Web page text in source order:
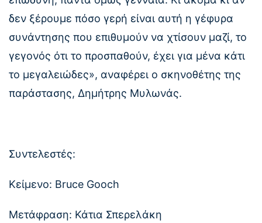
δεν ξέρουμε πόσο γερή είναι αυτή η γέφυρα
συνάντησης που επιθυμούν να χτίσουν μαζί, το
γεγονός ότι το προσπαθούν, έχει για μένα κάτι
το μεγαλειώδες», αναφέρει ο σκηνοθέτης της
παράστασης, Δημήτρης Μυλωνάς.
Συντελεστές:
Κείμενο: Bruce Gooch
Μετάφραση: Κάτια Σπερελάκη